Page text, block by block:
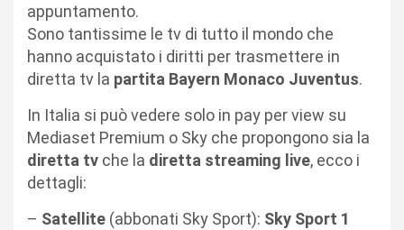
appuntamento.
Sono tantissime le tv di tutto il mondo che
hanno acquistato i diritti per trasmettere in
diretta tv la partita Bayern Monaco Juventus.
In Italia si può vedere solo in pay per view su
Mediaset Premium o Sky che propongono sia la
diretta tv che la diretta streaming live, ecco i
dettagli:
– Satellite (abbonati Sky Sport): Sky Sport 1